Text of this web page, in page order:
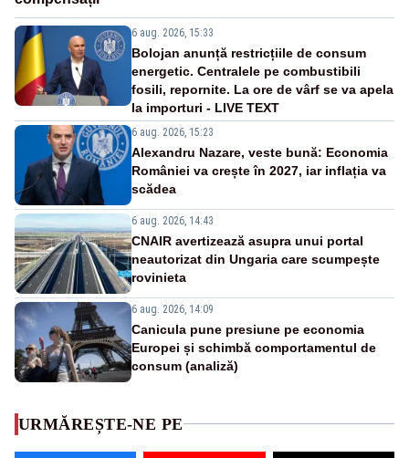
6 aug. 2026, 15:33
Bolojan anunță restricțiile de consum
energetic. Centralele pe combustibili
fosili, repornite. La ore de vârf se va apela
la importuri - LIVE TEXT
6 aug. 2026, 15:23
Alexandru Nazare, veste bună: Economia
României va crește în 2027, iar inflația va
scădea
6 aug. 2026, 14:43
CNAIR avertizează asupra unui portal
neautorizat din Ungaria care scumpește
rovinieta
6 aug. 2026, 14:09
Canicula pune presiune pe economia
Europei și schimbă comportamentul de
consum (analiză)
URMĂREȘTE-NE PE